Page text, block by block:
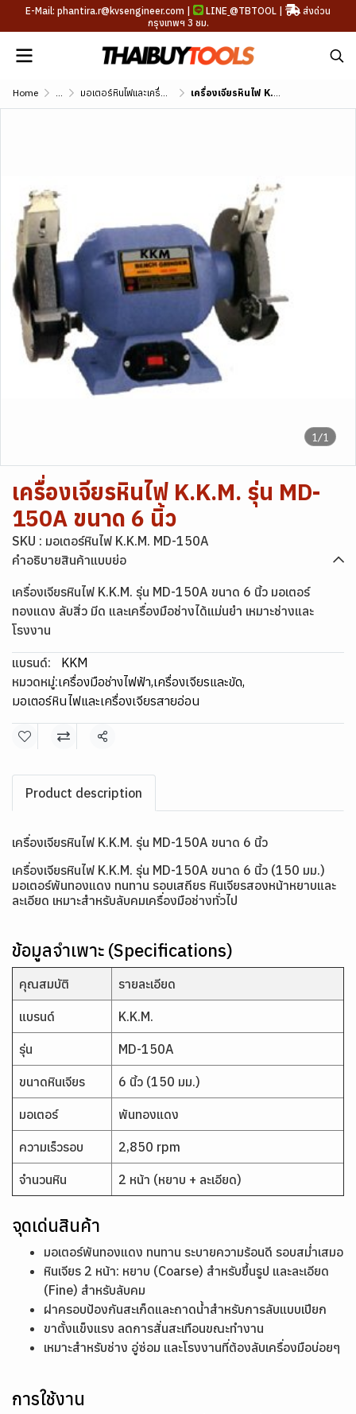
E-Mail: phantira.r@kvsengineer.com | LINE @TBTOOL |
ส่งด่วน
กรุงเทพฯ 3 ชม.
Home ... มอเตอร์หินไฟและเครื่องเจียรสายอ่อน เครื่องเจียรหินไฟ K.K.M. รุ่น MD-150A ขนาด 6 นิ้ว
1/1
เครื่องเจียรหินไฟ K.K.M. รุ่น MD-
150A ขนาด 6 นิ้ว
SKU : มอเตอร์หินไฟ K.K.M. MD-150A
คำอธิบายสินค้าแบบย่อ
เครื่องเจียรหินไฟ K.K.M. รุ่น MD-150A ขนาด 6 นิ้ว มอเตอร์
ทองแดง ลับสิ่ว มีด และเครื่องมือช่างได้แม่นยำ เหมาะช่างและ
โรงงาน
แบรนด์:
KKM
หมวดหมู่:เครื่องมือช่างไฟฟ้า,เครื่องเจียรและขัด,
มอเตอร์หินไฟและเครื่องเจียรสายอ่อน
แชร์
Product description
เครื่องเจียรหินไฟ K.K.M. รุ่น MD-150A ขนาด 6 นิ้ว
เครื่องเจียรหินไฟ K.K.M. รุ่น MD-150A ขนาด 6 นิ้ว (150 มม.)
มอเตอร์พันทองแดง ทนทาน รอบเสถียร หินเจียรสองหน้าหยาบและ
ละเอียด เหมาะสำหรับลับคมเครื่องมือช่างทั่วไป
ข้อมูลจำเพาะ (Specifications)
คุณสมบัติ รายละเอียด
แบรนด์ K.K.M.
รุ่น MD-150A
ขนาดหินเจียร 6 นิ้ว (150 มม.)
มอเตอร์ พันทองแดง
ความเร็วรอบ 2,850 rpm
จำนวนหิน 2 หน้า (หยาบ + ละเอียด)
จุดเด่นสินค้า
มอเตอร์พันทองแดง ทนทาน ระบายความร้อนดี รอบสม่ำเสมอ
หินเจียร 2 หน้า: หยาบ (Coarse) สำหรับขึ้นรูป และละเอียด
(Fine) สำหรับลับคม
ฝาครอบป้องกันสะเก็ดและถาดน้ำสำหรับการลับแบบเปียก
ขาตั้งแข็งแรง ลดการสั่นสะเทือนขณะทำงาน
เหมาะสำหรับช่าง อู่ซ่อม และโรงงานที่ต้องลับเครื่องมือบ่อยๆ
การใช้งาน